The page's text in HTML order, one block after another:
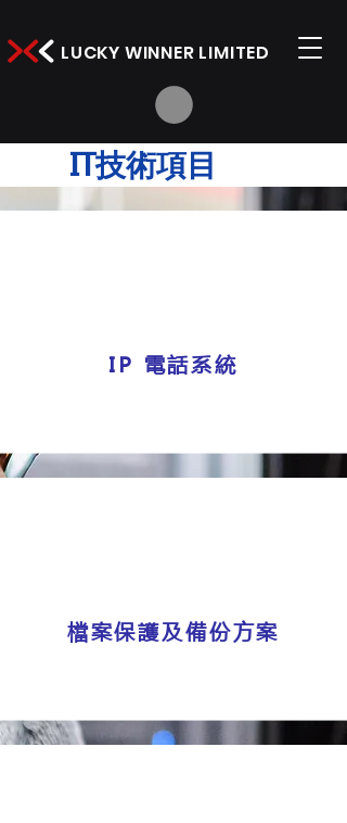
LUCKY WINNER LIMITED
IT技術項目
IP 電話系統
檔案保護及備份方案